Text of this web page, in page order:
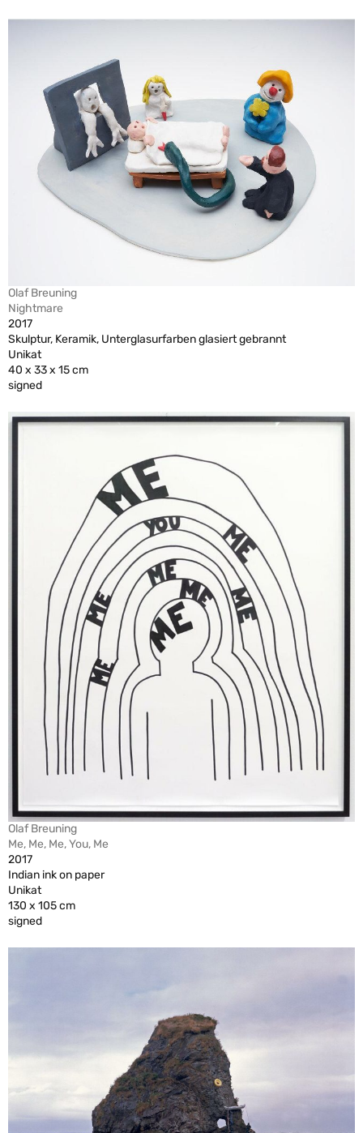
Olaf Breuning
Nightmare
2017
Skulptur, Keramik, Unterglasurfarben glasiert gebrannt
Unikat
40 x 33 x 15 cm
signed
Olaf Breuning
Me, Me, Me, You, Me
2017
Indian ink on paper
Unikat
130 x 105 cm
signed